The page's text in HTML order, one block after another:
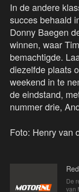
In de andere
succes behaald
Donny Baegen
winnen, waar
bemachtigde.
diezelfde plaats
weekend in te
de eindstand,
nummer drie,
Foto: Henry van
De
van